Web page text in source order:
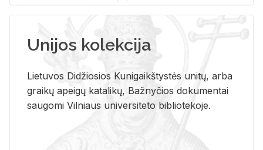
Unijos kolekcija
Lietuvos Didžiosios Kunigaikštystės unitų, arba
graikų apeigų katalikų, Bažnyčios dokumentai
saugomi Vilniaus universiteto bibliotekoje.